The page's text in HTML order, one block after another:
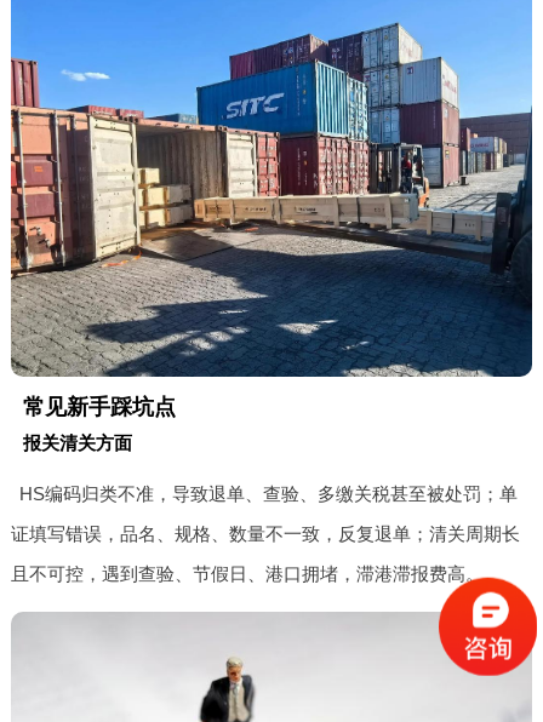
常见新手踩坑点
报关清关方面
HS编码归类不准，导致退单、查验、多缴关税甚至被处罚；单
证填写错误，品名、规格、数量不一致，反复退单；清关周期长
且不可控，遇到查验、节假日、港口拥堵，滞港滞报费高。